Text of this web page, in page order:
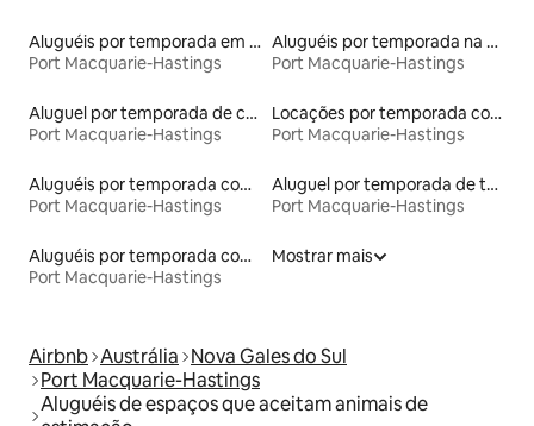
Aluguéis por temporada em hotéis-fazenda
Port Macquarie-Hastings
Aluguéis por temporada na orla
Port Macquarie-Hastings
Aluguel por temporada de casas de hóspedes
Port Macquarie-Hastings
Locações por temporada com piscina
Port Macquarie-Hastings
Aluguéis por temporada com café da manhã
Port Macquarie-Hastings
Aluguel por temporada de townhouses
Port Macquarie-Hastings
Aluguéis por temporada com acesso ao lago
Port Macquarie-Hastings
Mostrar mais
Airbnb Austrália Nova Gales do Sul
Port Macquarie-Hastings
Aluguéis de espaços que aceitam animais de